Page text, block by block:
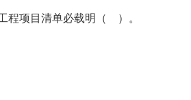
程项目清单必载明（ ）。